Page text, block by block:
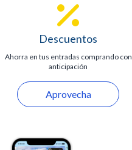
Descuentos
Ahorra en tus entradas comprando con
anticipación
Aprovecha